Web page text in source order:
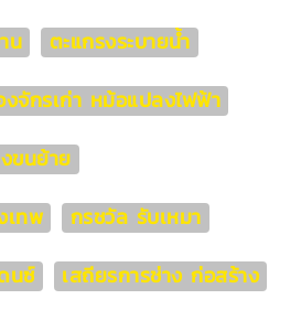
น
ตะแกรงระบายน้ำ
งจักรเก่า หม้อแปลงไฟฟ้า
ขนย้าย
เทพ
กรชวัล รับเหมา
นซ์
เสถียรการช่าง ก่อสร้าง